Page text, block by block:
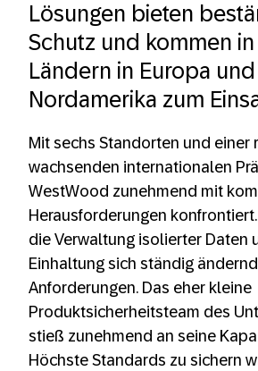
Lösungen bieten
Schutz und kommen
Ländern in Europa und
Nordamerika zum
Mit sechs Standorten und einer
wachsenden internationalen
WestWood zunehmend mit
Herausforderungen
die Verwaltung isolierter Daten
Einhaltung sich ständig
Anforderungen. Das eher kleine
Produktsicherheitsteam des
stieß zunehmend an seine
Höchste Standards zu sichern